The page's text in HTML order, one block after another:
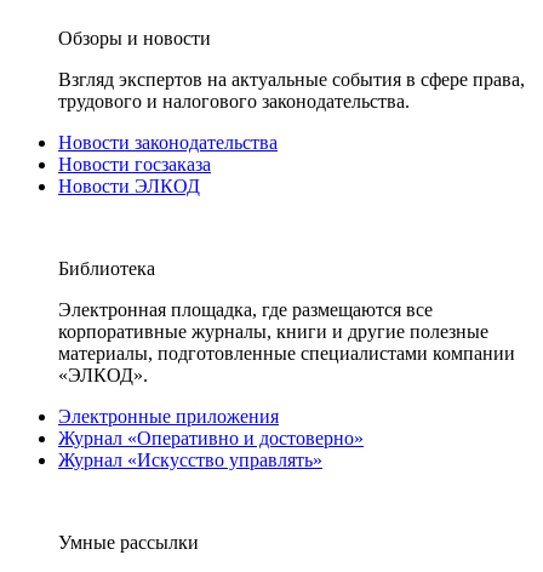
Обзоры и новости
Взгляд экспертов на актуальные события в сфере права,
трудового и налогового законодательства.
Новости законодательства
Новости госзаказа
Новости ЭЛКОД
Библиотека
Электронная площадка, где размещаются все
корпоративные журналы, книги и другие полезные
материалы, подготовленные специалистами компании
«ЭЛКОД».
Электронные приложения
Журнал «Оперативно и достоверно»
Журнал «Искусство управлять»
Умные рассылки